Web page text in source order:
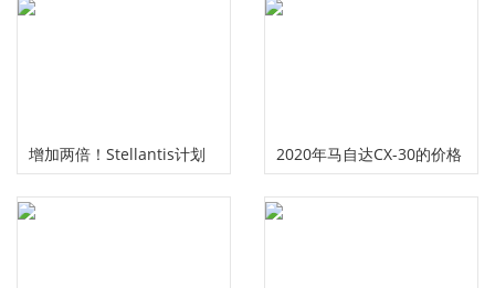
增加两倍！Stellantis计划
今年售出40万辆电动车
2020年马自达CX-30的价格
和规格